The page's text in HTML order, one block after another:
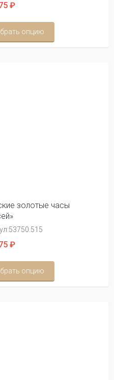
₽
опцию
золотые часы
53750.515
₽
опцию